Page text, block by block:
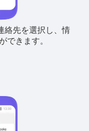
絡先を選択し、情
できます。